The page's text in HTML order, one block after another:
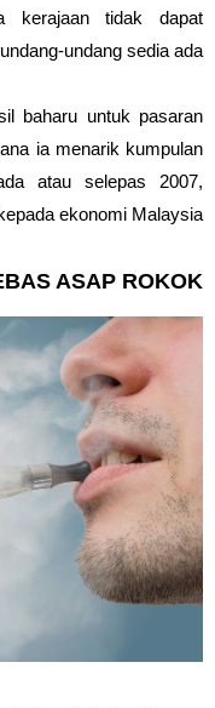
kerajaan tidak dapat
undang sedia ada.
baharu untuk pasaran
ia menarik kumpulan
atau selepas 2007,
ekonomi Malaysia.
ASAP ROKOK